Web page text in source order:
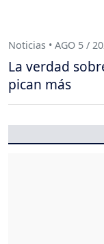
Noticias • AGO 5 /
La verdad
pican más